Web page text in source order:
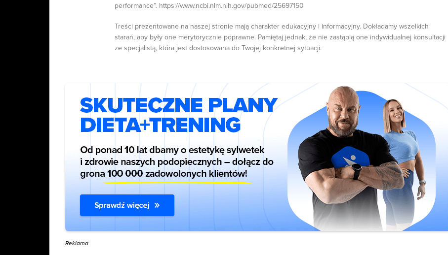
performance”. https://www.ncbi.nlm.nih.gov/pubmed/25697150
Treści prezentowane na naszej stronie mają charakter edukacyjny i informacyjny. Dokładamy wszelkich
starań, aby były one merytorycznie poprawne. Pamiętaj jednak, że nie zastąpią one indywidualnej konsultacji
ze specjalistą, która jest dostosowana do Twojej konkretnej sytuacji.
Reklama